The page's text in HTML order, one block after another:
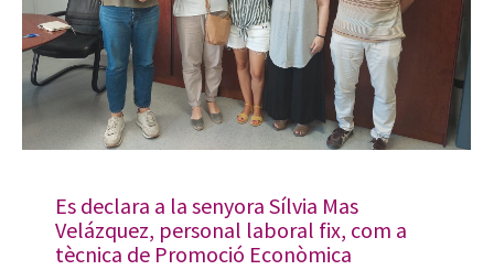
Es declara a la senyora Sílvia Mas
Velázquez, personal laboral fix, com a
tècnica de Promoció Econòmica